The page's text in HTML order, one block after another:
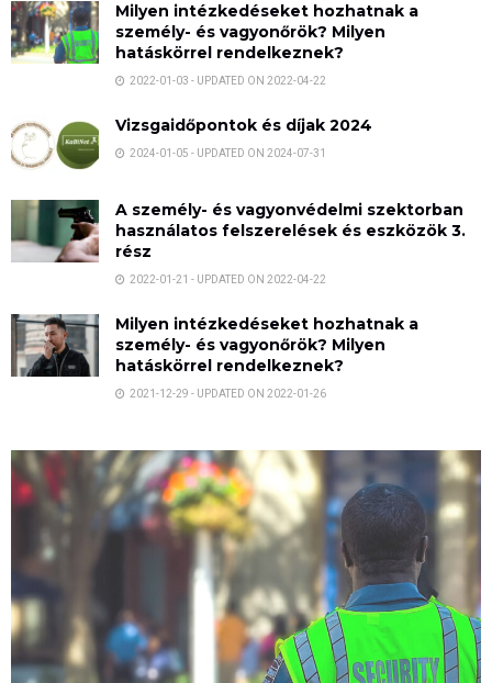
Milyen intézkedéseket hozhatnak a
személy- és vagyonőrök? Milyen
hatáskörrel rendelkeznek?
2022-01-03 - UPDATED ON 2022-04-22
Vizsgaidőpontok és díjak 2024
2024-01-05 - UPDATED ON 2024-07-31
A személy- és vagyonvédelmi szektorban
használatos felszerelések és eszközök 3.
rész
2022-01-21 - UPDATED ON 2022-04-22
Milyen intézkedéseket hozhatnak a
személy- és vagyonőrök? Milyen
hatáskörrel rendelkeznek?
2021-12-29 - UPDATED ON 2022-01-26